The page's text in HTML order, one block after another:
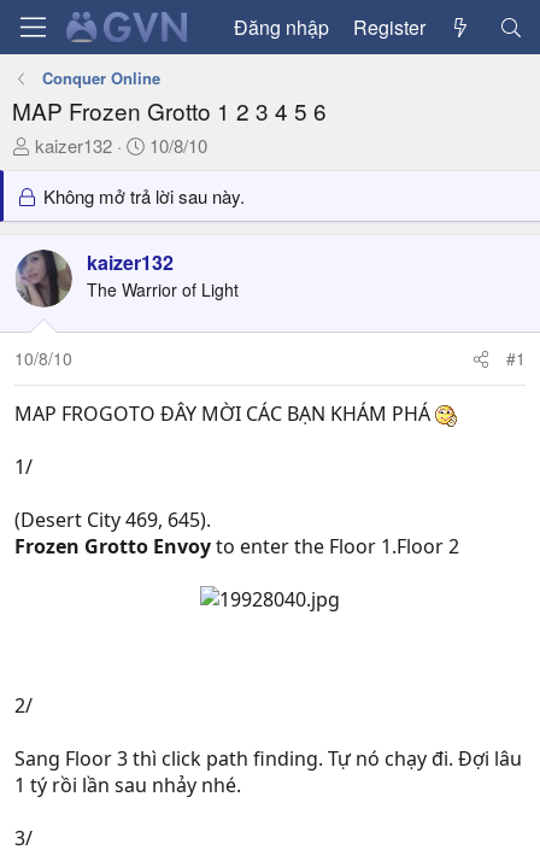
Đăng nhập Register
Conquer Online
MAP Frozen Grotto 1 2 3 4 5 6
T
r
e
a
d
s
t
a
r
e
kaizer132
N
à
y
ử
i
10/8/10
Không mở trả lời sau này.
kaizer132
The Warrior of Light
10/8/10 #1
MAP FROGOTO ĐÂY MỜI CÁC BẠN KHÁM PHÁ
1/
(Desert City 469, 645).
Frozen Grotto Envoyto enter the Floor 1.Floor 2
2/
Sang Floor 3 thì click path finding. Tự nó chạy đi. Đợi lâu
1 tý rồi lần sau nhảy nhé.
3/